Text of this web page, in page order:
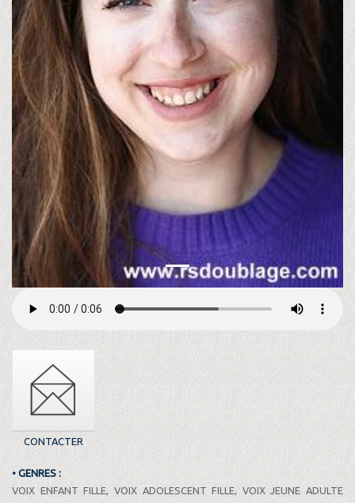
CONTACTER
• GENRES :
VOIX ENFANT FILLE, VOIX ADOLESCENT FILLE, VOIX JEUNE ADULTE